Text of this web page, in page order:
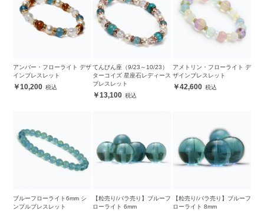
アンバー・フローライト デザ
インブレスレット
10,200
てんびん座（9/23～10/23）
ターコイズ 星座石レディース
ブレスレット
13,100
アメトリン・フローライト デ
ザインブレスレット
42,600
ブルーフローライト6mm シ
ンプルブレスレット
【粒売り/バラ売り】ブルーフ
ローライト 6mm
【粒売り/バラ売り】ブルーフ
ローライト 8mm